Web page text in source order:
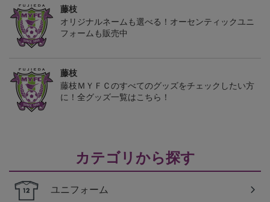
藤枝
オリジナルネームも選べる！オーセンティックユニ
フォームも販売中
藤枝
藤枝ＭＹＦＣのすべてのグッズをチェックしたい方
に！全グッズ一覧はこちら！
カテゴリから探す
ユニフォーム